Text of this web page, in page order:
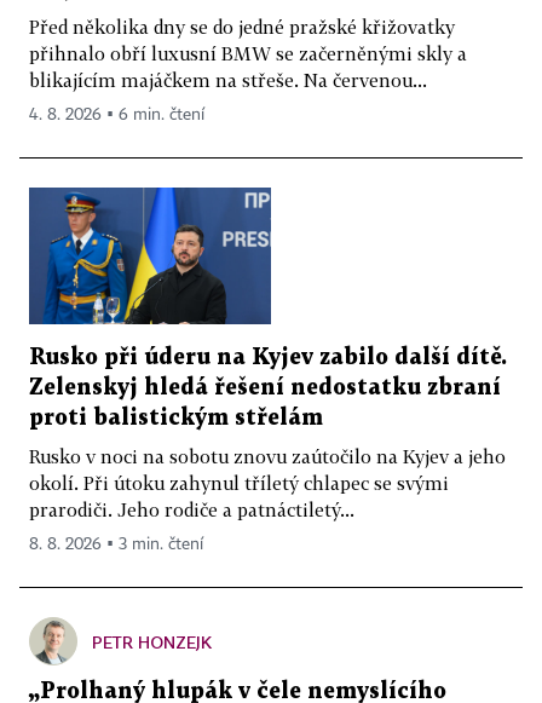
Před několika dny se do jedné pražské křižovatky
přihnalo obří luxusní BMW se začerněnými skly a
blikajícím majáčkem na střeše. Na červenou...
4. 8. 2026 ▪ 6 min. čtení
Rusko při úderu na Kyjev zabilo další dítě.
Zelenskyj hledá řešení nedostatku zbraní
proti balistickým střelám
Rusko v noci na sobotu znovu zaútočilo na Kyjev a jeho
okolí. Při útoku zahynul tříletý chlapec se svými
prarodiči. Jeho rodiče a patnáctiletý...
8. 8. 2026 ▪ 3 min. čtení
PETR HONZEJK
„Prolhaný hlupák v čele nemyslícího